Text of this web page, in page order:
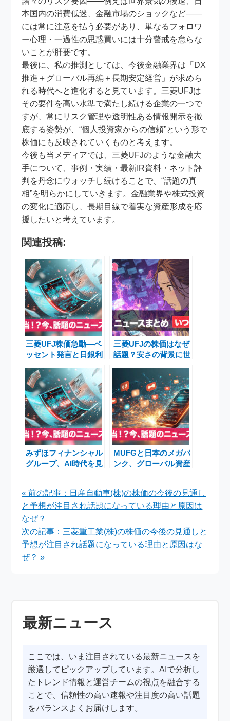
本国内の消費低迷、金融市場のショックなど――
には常に注意を払う必要があり、単なるフォロワ
ー心理・一過性の思惑買いには十分警戒を怠らな
いことが肝要です。
最後に、私の推測としては、今後金融業界は「DX
推進＋グローバル再編＋長期安定経営」が求めら
れる時代へと進化すると見ています。三菱UFJは
その要件を高い水準で満たし続ける企業の一つで
すが、常にリスク管理や透明性ある情報開示を徹
底する姿勢が、“個人投資家からの信頼”という形で
株価にも反映されていくものと考えます。
今後も当メディアでは、三菱UFJのような金融大
手について、事例・実績・最新IR資料・ネット評
判を丹念にウォッチし続けることで、“話題の真
相”を明らかにしていきます。金融業界や株式投資
の変化に適応し、長期目線で着実な資産形成を応
援したいと考えています。
関連投稿:
三菱UFJ株価急動―ベ
ッセント発言と日銀利
市場
三菱UFJの株価はなぜ
話題？安さの背景に世
みずほフィナンシャル
グループ、AI時代を見
スフォーメーションの
加速
MUFGと日本のメガバ
ンク、グローバル資産
« 前の記事：日産自動車(株)の株価の今後の見通し
と予想が注目され話題になっている理由と原因は
なぜ？
次の記事：三菱重工業(株)の株価の今後の見通しと
予想が注目され話題になっている理由と原因はな
ぜ？ »
最新ニュース
ここでは、いま注目されている最新ニュースを
厳選してピックアップしています。AIで分析し
たトレンド情報と運営チームの視点を融合する
ことで、信頼性の高い速報や注目度の高い話題
をバランスよくお届けします。